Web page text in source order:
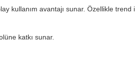
kullanım avantajı sunar. Özellikle
katkı sunar.